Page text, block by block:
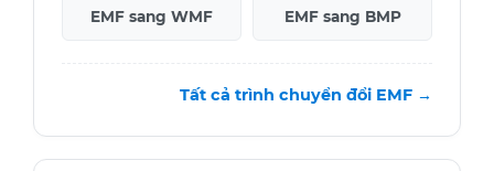
EMF sang WMF EMF sang BMP
Tất cả trình chuyển đổi EMF →